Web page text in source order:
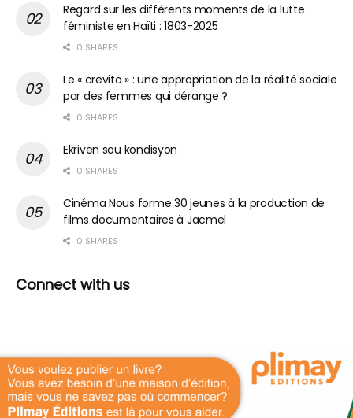
Regard sur les différents moments de la lutte
féministe en Haïti : 1803-2025
0 SHARES
Le « crevito » : une appropriation de la réalité sociale
par des femmes qui dérange ?
0 SHARES
Ekriven sou kondisyon
0 SHARES
Cinéma Nous forme 30 jeunes à la production de
films documentaires à Jacmel
0 SHARES
Connect with us